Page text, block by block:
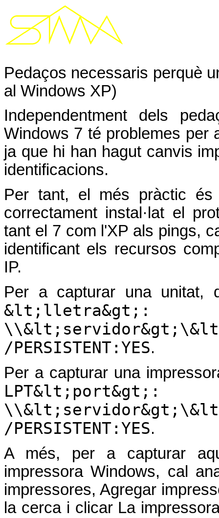
Pedaços necessaris perquè
al Windows XP)
Independentment dels
Windows 7 té problemes per
ja que hi han hagut canvis
identificacions.
Per tant, el més pràctic
correctament instal·lat el
tant el 7 com l'XP als pings,
identificant els recursos
IP.
Per a capturar una
&lt;lletra&gt;:
/PERSISTENT:YES.
Per a capturar una
LPT&lt;port&gt;:
/PERSISTENT:YES.
A més, per a capturar
impressora Windows, cal
impressores, Agregar
la cerca i clicar La